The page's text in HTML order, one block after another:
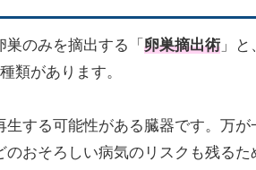
のみを摘出する「 卵巣摘出術」と
類があります。
する可能性がある臓器です。万が
のおそろしい病気のリスクも残るた